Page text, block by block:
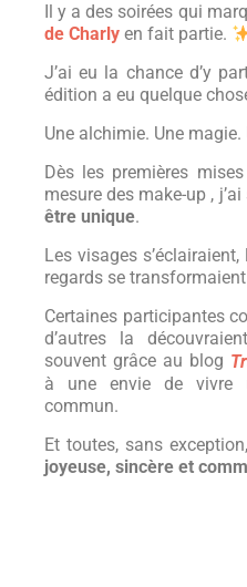
Il y a des soirées qui
de Charly en fait partie.
J’ai eu la chance d’y
édition a eu quelque
Une alchimie. Une
Dès les premières
mesure des make-up ,
être unique.
Les visages
regards se
Certaines participantes
d’autres la
souvent grâce au blog
à une envie de vivre
commun.
Et toutes, sans
joyeuse, sincère et